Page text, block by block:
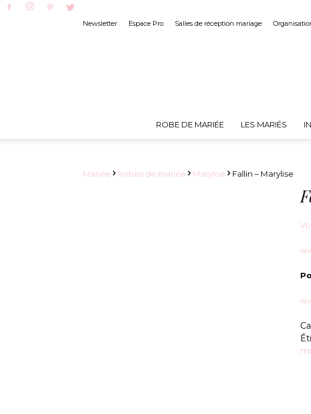
Newsletter Espace Pro Salles de réception mariage
ROBE DE MARIÉE LES MARIÉS
Mariée Robes de mariée Marylise Fallin – Marylise